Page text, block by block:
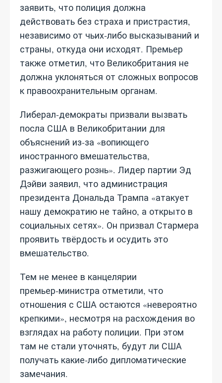
заявить, что полиция должна
действовать без страха и пристрастия,
независимо от чьих‑либо высказываний и
страны, откуда они исходят. Премьер
также отметил, что Великобритания не
должна уклоняться от сложных вопросов
к правоохранительным органам.
Либерал‑демократы призвали вызвать
посла США в Великобритании для
объяснений из‑за «вопиющего
иностранного вмешательства,
разжигающего рознь». Лидер партии Эд
Дэйви заявил, что администрация
президента Дональда Трампа «атакует
нашу демократию не тайно, а открыто в
социальных сетях». Он призвал Стармера
проявить твёрдость и осудить это
вмешательство.
Тем не менее в канцелярии
премьер‑министра отметили, что
отношения с США остаются «невероятно
крепкими», несмотря на расхождения во
взглядах на работу полиции. При этом
там не стали уточнять, будут ли США
получать какие‑либо дипломатические
замечания.